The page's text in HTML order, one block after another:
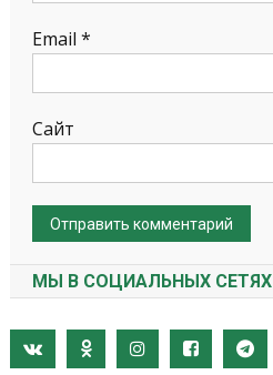
Email *
Сайт
МЫ В СОЦИАЛЬНЫХ СЕТЯХ